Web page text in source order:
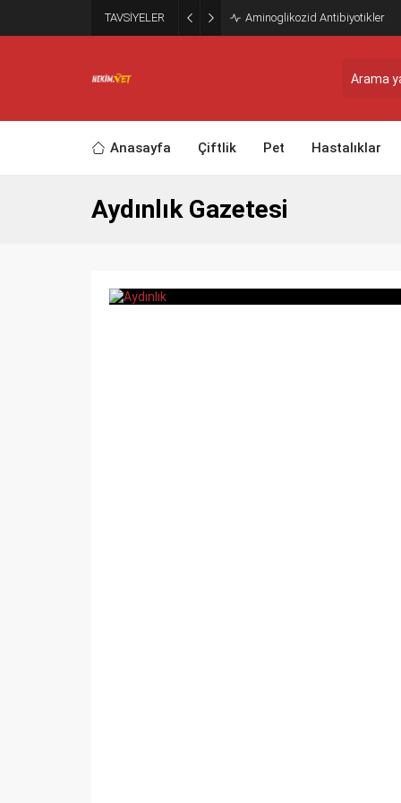
TAVSİYELER Aminoglikozid Antibiyotikler
Anasayfa Çiftlik Pet Hastalıklar
Aydınlık Gazetesi